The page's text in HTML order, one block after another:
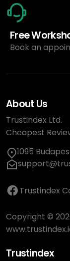
Free
Book an
About Us
Trustindex Ltd.
Cheapest
1095
Trustindex
Copyright ©
Trustindex